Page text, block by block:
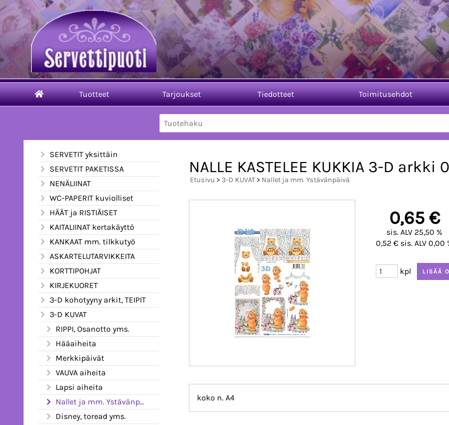
Tuotteet Tarjoukset Tiedotteet Toimitusehdot
SERVETIT yksittäin
SERVETIT PAKETISSA
NENÄLIINAT
WC-PAPERIT kuviolliset
HÄÄT ja RISTIÄISET
KAITALIINAT kertakäyttö
KANKAAT mm. tilkkutyö
ASKARTELUTARVIKKEITA
KORTTIPOHJAT
KIRJEKUORET
3-D kohotyyny arkit, TEIPIT
3-D KUVAT
RIPPI, Osanotto yms.
Hääaiheita
Merkkipäivät
VAUVA aiheita
Lapsi aiheita
Nallet ja mm. Ystävänpäivä
Disney, toread yms.
NALLE KASTELEE KUKKIA 3-D arkki
Etusivu > 3-D KUVAT> Nallet ja mm. Ystävänpäivä
0,65 €
sis. ALV 25,50 %
0,52 € sis. ALV 0,00
kpl
koko n. A4